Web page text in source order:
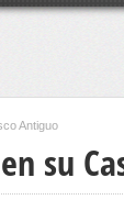
Antiguo
su